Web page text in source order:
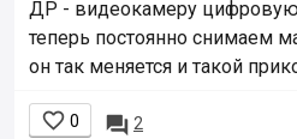
ДР - видеокамеру
теперь постоянно снимаем
он так меняется и такой
 0  2